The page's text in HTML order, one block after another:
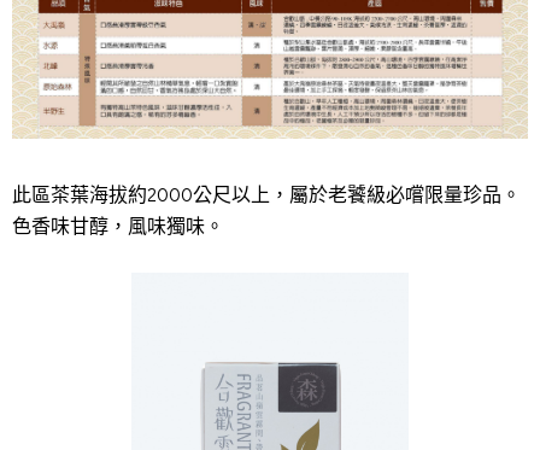
此區茶葉海拔約2000公尺以上，屬於老饕級必嚐限量珍品。
色香味甘醇，風味獨味。